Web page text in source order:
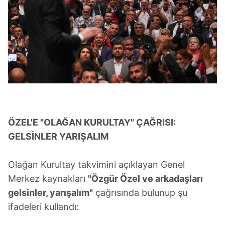
almak için lütfentıklayınız.
ÖZEL'E "OLAĞAN KURULTAY" ÇAĞRISI:
GELSİNLER YARIŞALIM
Olağan Kurultay takvimini açıklayan Genel
Merkez kaynakları "Özgür Özel ve arkadaşları
gelsinler, yarışalım" çağrısında bulunup şu
ifadeleri kullandı: